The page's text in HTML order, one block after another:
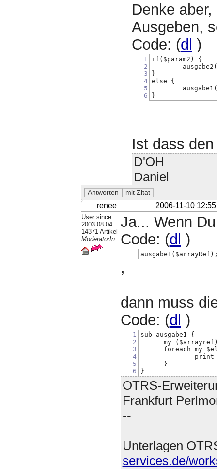
Denke
Ausgeben,
Code: (dl )
1
2
3
4
5
6
if($param2) {
}
else {
}
Ist dass
D'OH
Daniel
renee 2006-11-10 12:55
User since
2003-08-04
14371 Artikel
ModeratorIn
Ja... Wenn
Code: (dl )
,
dann muss
Code: (dl )
1
2
3
4
5
6
sub ausgabe1 {
my
foreach my
      }
}
OTRS-
Frankfurt
--
Unterlagen
services.de/